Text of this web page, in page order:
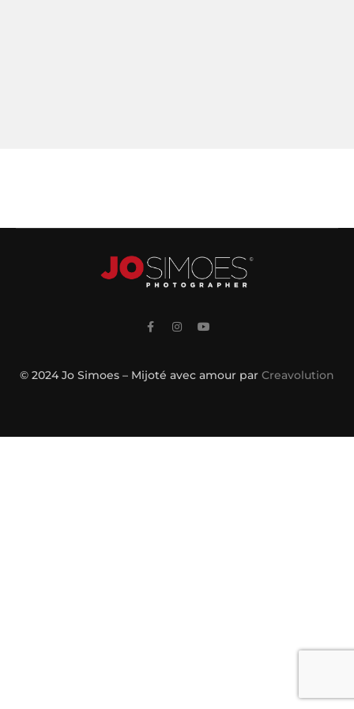
© 2024 Jo Simoes – Mijoté avec amour par Creavolution